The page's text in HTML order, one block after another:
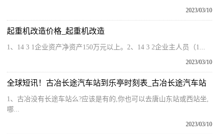
2023/03/10
起重机改造价格_起重机改造
1、14 3 1企业资产净资产150万元以上。2、14 3 2企业主人员（1...
2023/03/10
全球短讯！古冶长途汽车站到乐亭时刻表_古冶长途汽车站
1、古冶没有长途车站么?应该是有的,你也可以去唐山东站或西站坐,
哪...
2023/03/10